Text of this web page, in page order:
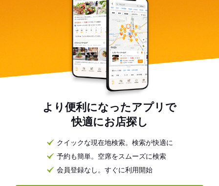
より便利になったアプリで
快適にお店探し
クイックな現在地検索。検索が快適に
予約も簡単。空席をスムーズに検索
会員登録なし。すぐに利用開始